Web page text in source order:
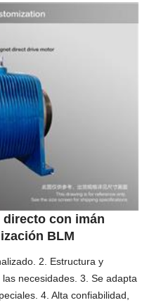
con imán
BLM
2. Estructura y
necesidades. 3. Se adapta
4. Alta confiabilidad,